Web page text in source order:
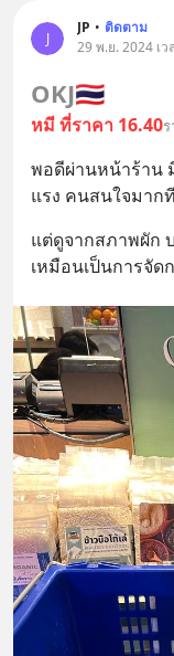
J
JP • ติดตาม
29 พ.ย. 2024 เ
OKJ🇹🇭
หมี ที่ราคา 16.40
พอดีผ่านหน้าร้าน
แรง คนสนใจมาก
แต่ดูจากสภาพผัก
เหมือนเป็นการจัด